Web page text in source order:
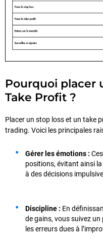
Pourquoi placer
Take Profit ?
Placer un stop loss et un take
trading. Voici les principales
Gérer les émotions :
positions, évitant ainsi
à des décisions
Discipline : En
de gains, vous suivez
les erreurs dues à